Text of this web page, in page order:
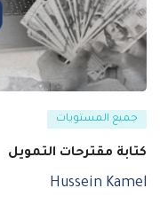
جميع المستويات
كتابة مقترحات التمويل
Hussein Kamel